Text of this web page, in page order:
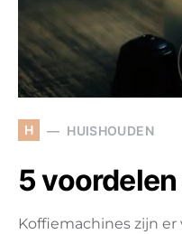
H HUISHOUDEN
5
Koffiemachines zijn